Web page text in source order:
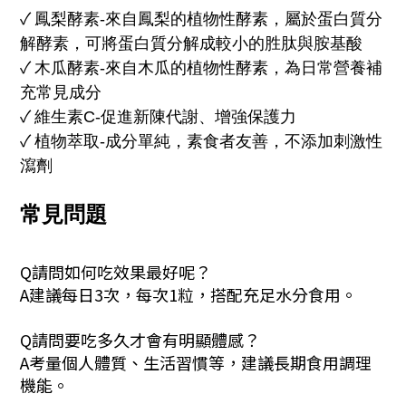
✓ 鳳梨酵素-來自鳳梨的植物性酵素，屬於蛋白質分
解酵素，可將蛋白質分解成較小的胜肽與胺基酸
✓木瓜酵素-來自木瓜的植物性酵素，為日常營養補
充常見成分
✓維生素C-促進新陳代謝、增強保護力
✓植物萃取-成分單純，素食者友善， 不添加刺激性
瀉劑
常見問題
Q請問如何吃效果最好呢？
A建議每日3次，每次1粒，搭配充足水分食用。
Q請問要吃多久才會有明顯體感？
A考量個人體質、生活習慣等，建議長期食用調理
機能。